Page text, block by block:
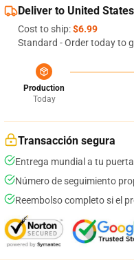
Deliver to United States
Cost to ship:$6.99
Standard - Order today to
Production
Today
Transacción segura
Entrega mundial a tu puerta
Número de seguimiento
Reembolso completo si el